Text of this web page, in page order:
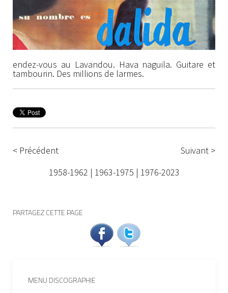
endez-vous au Lavandou. Hava naguila. Guitare et
tambourin. Des millions de larmes.
< Précédent
Suivant >
1958-1962 | 1963-1975 | 1976-2023
PARTAGEZ CETTE PAGE
MENU DISCOGRAPHIE